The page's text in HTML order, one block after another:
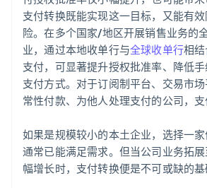
支付转换既能实现这一目标，又能有
险。在多个国家/地区开展销售业务的
业，通过本地收单行与全球收单行相
支付，可显著提升授权批准率、降低
支付方式。对于订阅制平台、交易市
常性付款、为他人处理支付的公司，支
如果是规模较小的本土企业，选择一
通常已能满足需求。但当公司业务拓
幅增长时，支付转换便是不可或缺的基